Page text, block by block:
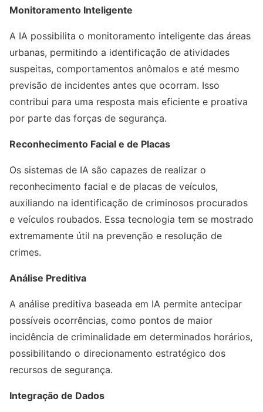
Monitoramento Inteligente
A IA possibilita o monitoramento inteligente das áreas
urbanas, permitindo a identificação de atividades
suspeitas, comportamentos anômalos e até mesmo
previsão de incidentes antes que ocorram. Isso
contribui para uma resposta mais eficiente e proativa
por parte das forças de segurança.
Reconhecimento Facial e de Placas
Os sistemas de IA são capazes de realizar o
reconhecimento facial e de placas de veículos,
auxiliando na identificação de criminosos procurados
e veículos roubados. Essa tecnologia tem se mostrado
extremamente útil na prevenção e resolução de
crimes.
Análise Preditiva
A análise preditiva baseada em IA permite antecipar
possíveis ocorrências, como pontos de maior
incidência de criminalidade em determinados horários,
possibilitando o direcionamento estratégico dos
recursos de segurança.
Integração de Dados